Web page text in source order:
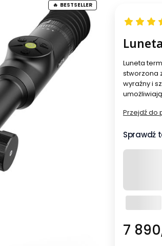
BESTSELLER
Luneta
stworzona
wyraźny i
Przejdź do
Sprawdź
Cena
7